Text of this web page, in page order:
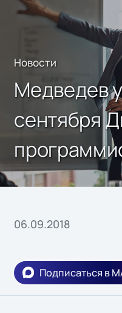
Новости
Медведев
сентября
06.09.2018
Подписаться в